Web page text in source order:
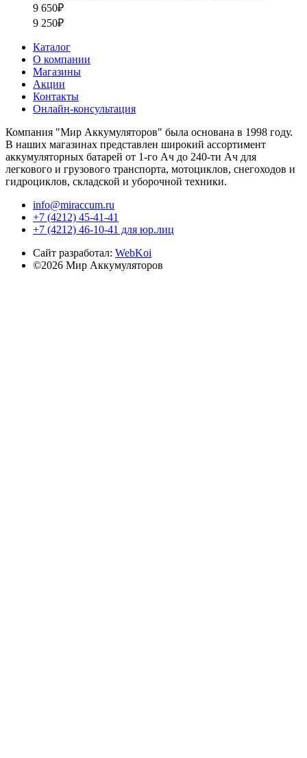
9 650₽
9 250₽
Каталог
О компании
Магазины
Акции
Контакты
Онлайн-консультация
Компания "Мир Аккумуляторов" была основана в 1998 году.
В наших магазинах представлен широкий ассортимент
аккумуляторных батарей от 1-го Ач до 240-ти Ач для
легкового и грузового транспорта, мотоциклов, снегоходов и
гидроциклов, складской и уборочной техники.
info@miraccum.ru
+7 (4212) 45-41-41
+7 (4212) 46-10-41 для юр.лиц
Сайт разработал: WebKoi
©2026 Мир Аккумуляторов